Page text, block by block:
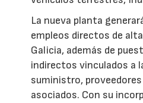
La nueva planta
empleos directos de
Galicia, además de
indirectos vinculados a
suministro,
asociados. Con su